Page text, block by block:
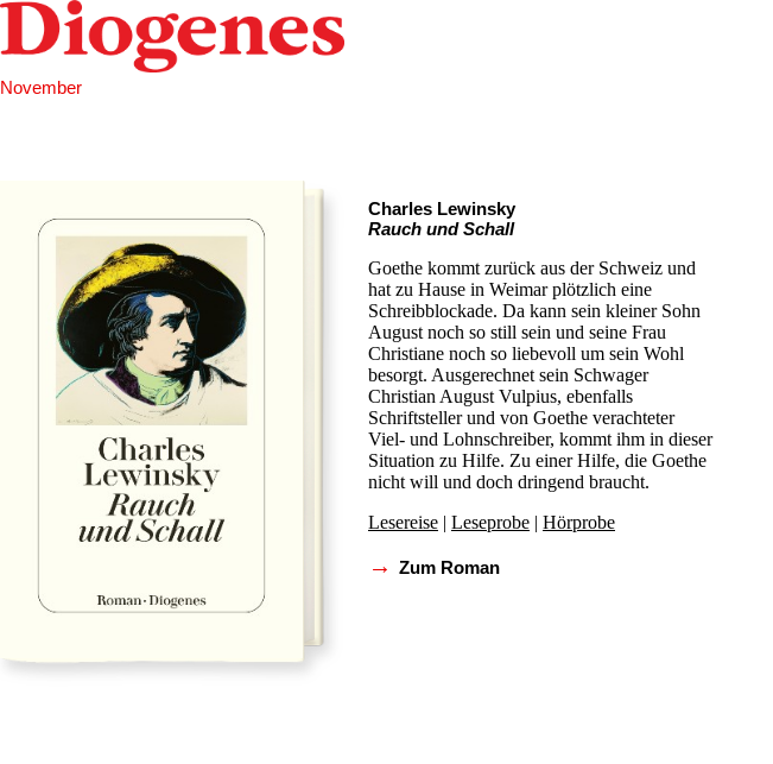
November
Charles Lewinsky
Rauch und Schall
Goethe kommt zurück aus der Schweiz und
hat zu Hause in Weimar plötzlich eine
Schreibblockade. Da kann sein kleiner Sohn
August noch so still sein und seine Frau
Christiane noch so liebevoll um sein Wohl
besorgt. Ausgerechnet sein Schwager
Christian August Vulpius, ebenfalls
Schriftsteller und von Goethe verachteter
Viel- und Lohnschreiber, kommt ihm in dieser
Situation zu Hilfe. Zu einer Hilfe, die Goethe
nicht will und doch dringend braucht.
Lesereise | Leseprobe | Hörprobe
→ Zum Roman